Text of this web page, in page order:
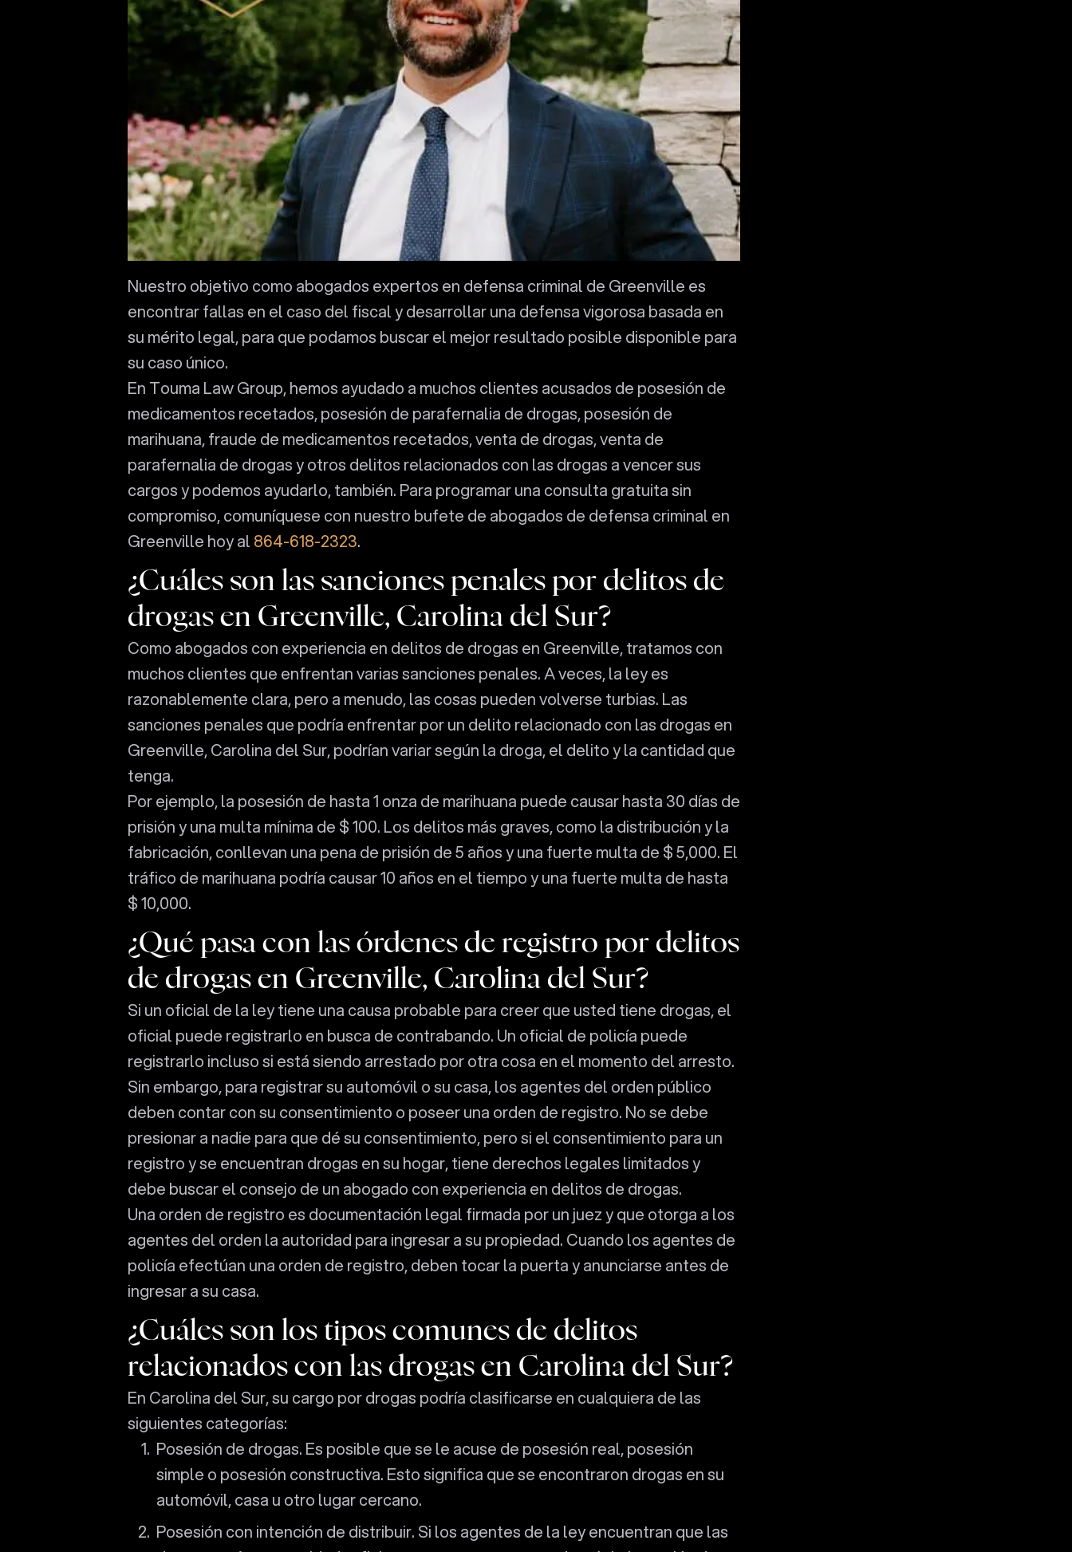
Nuestro objetivo como abogados expertos en defensa criminal de Greenville es
encontrar fallas en el caso del fiscal y desarrollar una defensa vigorosa basada en
su mérito legal, para que podamos buscar el mejor resultado posible disponible para
su caso único.
En Touma Law Group, hemos ayudado a muchos clientes acusados de posesión de
medicamentos recetados, posesión de parafernalia de drogas, posesión de
marihuana, fraude de medicamentos recetados, venta de drogas, venta de
parafernalia de drogas y otros delitos relacionados con las drogas a vencer sus
cargos y podemos ayudarlo, también. Para programar una consulta gratuita sin
compromiso, comuníquese con nuestro bufete de abogados de defensa criminal en
Greenville hoy al 864-618-2323.
¿Cuáles son las sanciones penales por delitos de
drogas en Greenville, Carolina del Sur?
Como abogados con experiencia en delitos de drogas en Greenville, tratamos con
muchos clientes que enfrentan varias sanciones penales. A veces, la ley es
razonablemente clara, pero a menudo, las cosas pueden volverse turbias. Las
sanciones penales que podría enfrentar por un delito relacionado con las drogas en
Greenville, Carolina del Sur, podrían variar según la droga, el delito y la cantidad que
tenga.
Por ejemplo, la posesión de hasta 1 onza de marihuana puede causar hasta 30 días de
prisión y una multa mínima de $ 100. Los delitos más graves, como la distribución y la
fabricación, conllevan una pena de prisión de 5 años y una fuerte multa de $ 5,000. El
tráfico de marihuana podría causar 10 años en el tiempo y una fuerte multa de hasta
$ 10,000.
¿Qué pasa con las órdenes de registro por delitos
de drogas en Greenville, Carolina del Sur?
Si un oficial de la ley tiene una causa probable para creer que usted tiene drogas, el
oficial puede registrarlo en busca de contrabando. Un oficial de policía puede
registrarlo incluso si está siendo arrestado por otra cosa en el momento del arresto.
Sin embargo, para registrar su automóvil o su casa, los agentes del orden público
deben contar con su consentimiento o poseer una orden de registro. No se debe
presionar a nadie para que dé su consentimiento, pero si el consentimiento para un
registro y se encuentran drogas en su hogar, tiene derechos legales limitados y
debe buscar el consejo de un abogado con experiencia en delitos de drogas.
Una orden de registro es documentación legal firmada por un juez y que otorga a los
agentes del orden la autoridad para ingresar a su propiedad. Cuando los agentes de
policía efectúan una orden de registro, deben tocar la puerta y anunciarse antes de
ingresar a su casa.
¿Cuáles son los tipos comunes de delitos
relacionados con las drogas en Carolina del Sur?
En Carolina del Sur, su cargo por drogas podría clasificarse en cualquiera de las
siguientes categorías:
Posesión de drogas. Es posible que se le acuse de posesión real, posesión
simple o posesión constructiva. Esto significa que se encontraron drogas en su
automóvil, casa u otro lugar cercano.
Posesión con intención de distribuir. Si los agentes de la ley encuentran que las